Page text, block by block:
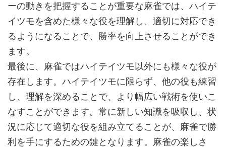
ーの動きを把握することが重要な麻雀では、ハイテ
イツモを含めた様々な役を理解し、適切に対応でき
るようになることで、勝率を向上させることができ
ます。
最後に、麻雀ではハイテイツモ以外にも様々な役が
存在します。ハイテイツモに限らず、他の役も練習
し、理解を深めることで、より幅広い戦術を使いこ
なすことができます。常に新しい知識を吸収し、状
況に応じて適切な役を組み立てることが、麻雀で勝
利を手にするための鍵となります。麻雀の楽しさ